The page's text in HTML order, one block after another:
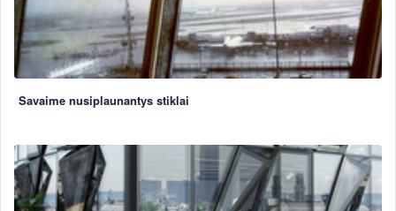
Savaime nusiplaunantys stiklai